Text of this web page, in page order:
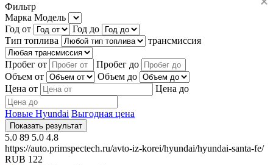
Фильтр
Марка Модель
Год от
Год до
Тип топлива
трансмиссия
Пробег от
Пробег до
Объем от
Объем до
Цена от
Цена до
Новые Hyundai Выгодная цена
Показать результат
5.0 89 5.0 4.8
https://auto.primspectech.ru/avto-iz-korei/hyundai/hyundai-santa-fe/
RUB 122